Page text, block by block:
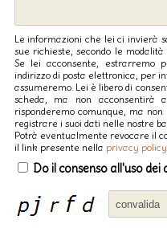
Le informazioni che lei ci invierà
sue richieste, secondo le
Se lei acconsente, estrarremo
indirizzo di posta elettronica, per
assumeremo. Lei è libero di
scheda, ma non acconsentirà
risponderemo comunque, ma
registrare i suoi dati nelle nostre
Potrà eventualmente revocare il
il link presente nella privacy policy
Do il consenso all'uso dei